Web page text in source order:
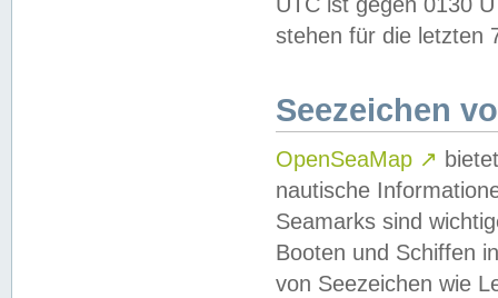
UTC ist gegen 0130
stehen für die letzten
Seezeichen
OpenSeaMap ↗
nautische
Seamarks sind
Booten und Schiffen
von Seezeichen wie